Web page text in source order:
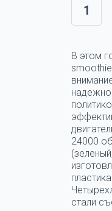
1
В этом
24000
стали